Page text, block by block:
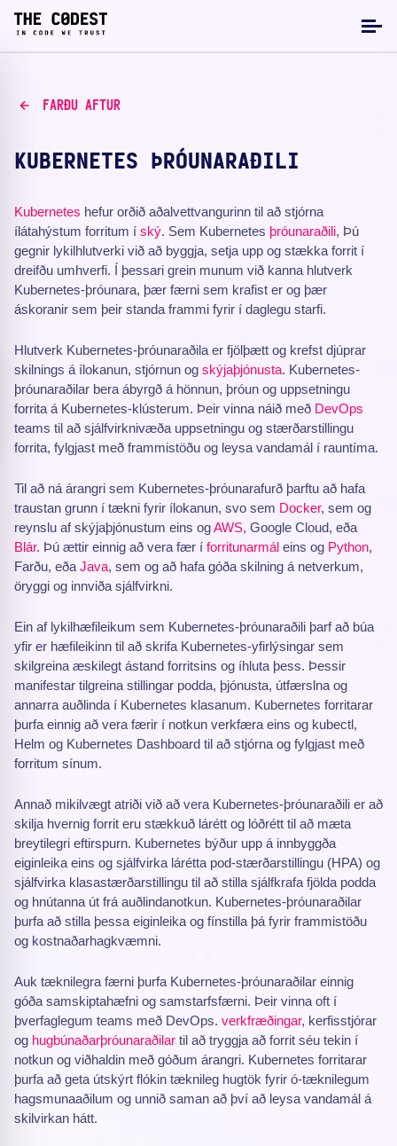
FARÐU AFTUR
KUBERNETES ÞRÓUNARAÐILI
Kubernetes hefur orðið aðalvettvangurinn til að stjórna
ílátahýstum forritum í ský. Sem Kubernetes þróunaraðili, Þú
gegnir lykilhlutverki við að byggja, setja upp og stækka forrit í
dreifðu umhverfi. Í þessari grein munum við kanna hlutverk
Kubernetes-þróunara, þær færni sem krafist er og þær
áskoranir sem þeir standa frammi fyrir í daglegu starfi.
Hlutverk Kubernetes-þróunaraðila er fjölþætt og krefst djúprar
skilnings á ílokanun, stjórnun og skýjaþjónusta. Kubernetes-
þróunaraðilar bera ábyrgð á hönnun, þróun og uppsetningu
forrita á Kubernetes-klústerum. Þeir vinna náið með DevOps
teams til að sjálfvirknivæða uppsetningu og stærðarstillingu
forrita, fylgjast með frammistöðu og leysa vandamál í rauntíma.
Til að ná árangri sem Kubernetes-þróunarafurð þarftu að hafa
traustan grunn í tækni fyrir ílokanun, svo sem Docker, sem og
reynslu af skýjaþjónustum eins ogAWS, Google Cloud, eða
Blár. Þú ættir einnig að vera fær í forritunarmál eins og Python,
Farðu, eða Java, sem og að hafa góða skilning á netverkum,
öryggi og innviða sjálfvirkni.
Ein af lykilhæfileikum sem Kubernetes-þróunaraðili þarf að búa
yfir er hæfileikinn til að skrifa Kubernetes-yfirlýsingar sem
skilgreina æskilegt ástand forritsins og íhluta þess. Þessir
manifestar tilgreina stillingar podda, þjónusta, útfærslna og
annarra auðlinda í Kubernetes klasanum. Kubernetes forritarar
þurfa einnig að vera færir í notkun verkfæra eins og kubectl,
Helm og Kubernetes Dashboard til að stjórna og fylgjast með
forritum sínum.
Annað mikilvægt atriði við að vera Kubernetes-þróunaraðili er að
skilja hvernig forrit eru stækkuð lárétt og lóðrétt til að mæta
breytilegri eftirspurn. Kubernetes býður upp á innbyggða
eiginleika eins og sjálfvirka lárétta pod-stærðarstillingu (HPA) og
sjálfvirka klasastærðarstillingu til að stilla sjálfkrafa fjölda podda
og hnútanna út frá auðlindanotkun. Kubernetes-þróunaraðilar
þurfa að stilla þessa eiginleika og fínstilla þá fyrir frammistöðu
og kostnaðarhagkvæmni.
Auk tæknilegra færni þurfa Kubernetes-þróunaraðilar einnig
góða samskiptahæfni og samstarfsfærni. Þeir vinna oft í
þverfaglegum teams með DevOps. verkfræðingar, kerfisstjórar
og hugbúnaðarþróunaraðilar til að tryggja að forrit séu tekin í
notkun og viðhaldin með góðum árangri. Kubernetes forritarar
þurfa að geta útskýrt flókin tæknileg hugtök fyrir ó-tæknilegum
hagsmunaaðilum og unnið saman að því að leysa vandamál á
skilvirkan hátt.